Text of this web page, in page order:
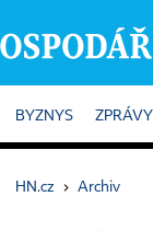
HOME
BYZNYS ZPRÁVY
HN.cz › Archiv